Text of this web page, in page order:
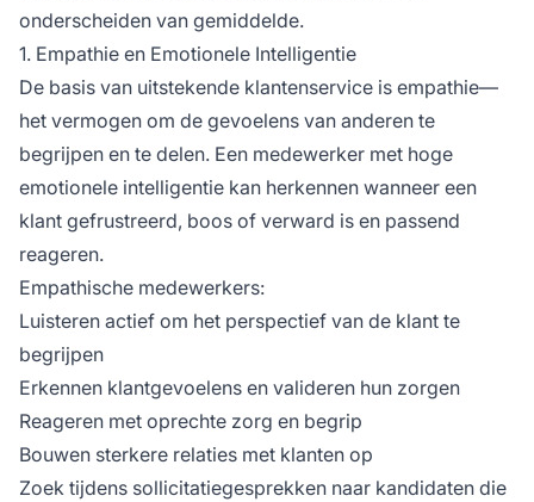
onderscheiden van gemiddelde.
1. Empathie en Emotionele Intelligentie
De basis van uitstekende klantenservice is empathie—
het vermogen om de gevoelens van anderen te
begrijpen en te delen. Een medewerker met hoge
emotionele intelligentie kan herkennen wanneer een
klant gefrustreerd, boos of verward is en passend
reageren.
Empathische medewerkers:
Luisteren actief om het perspectief van de klant te
begrijpen
Erkennen klantgevoelens en valideren hun zorgen
Reageren met oprechte zorg en begrip
Bouwen sterkere relaties met klanten op
Zoek tijdens sollicitatiegesprekken naar kandidaten die